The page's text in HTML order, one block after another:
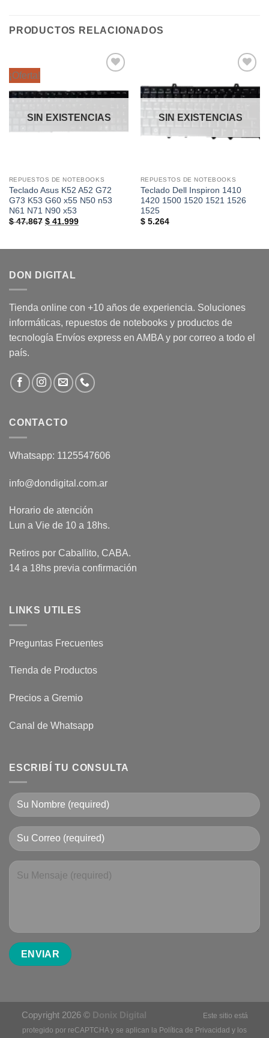
PRODUCTOS RELACIONADOS
¡Oferta!
a la
lista de
SIN EXISTENCIAS
REPUESTOS DE NOTEBOOKS
Teclado Asus K52 A52 G72
G73 K53 G60 x55 N50 n53
N61 N71 N90 x53
$47.867 El
$41.999El
a la
lista de
SIN EXISTENCIAS
REPUESTOS DE NOTEBOOKS
Teclado Dell Inspiron 1410
1420 1500 1520 1521 1526
1525
$5.264
DON DIGITAL
Tienda online con +10 años de experiencia. Soluciones
informáticas, repuestos de notebooks y productos de
tecnología Envíos express en AMBA y por correo a todo el
país.
CONTACTO
Whatsapp: 1125547606
info@dondigital.com.ar
Horario de atención
Lun a Vie de 10 a 18hs.
Retiros por Caballito, CABA.
14 a 18hs previa confirmación
LINKS UTILES
Preguntas Frecuentes
Tienda de Productos
Precios a Gremio
Canal de Whatsapp
ESCRIBÍ TU CONSULTA
Copyright 2026 © Donix Digital
Este sitio está
protegido por reCAPTCHA y se aplican la Política de Privacidad y los